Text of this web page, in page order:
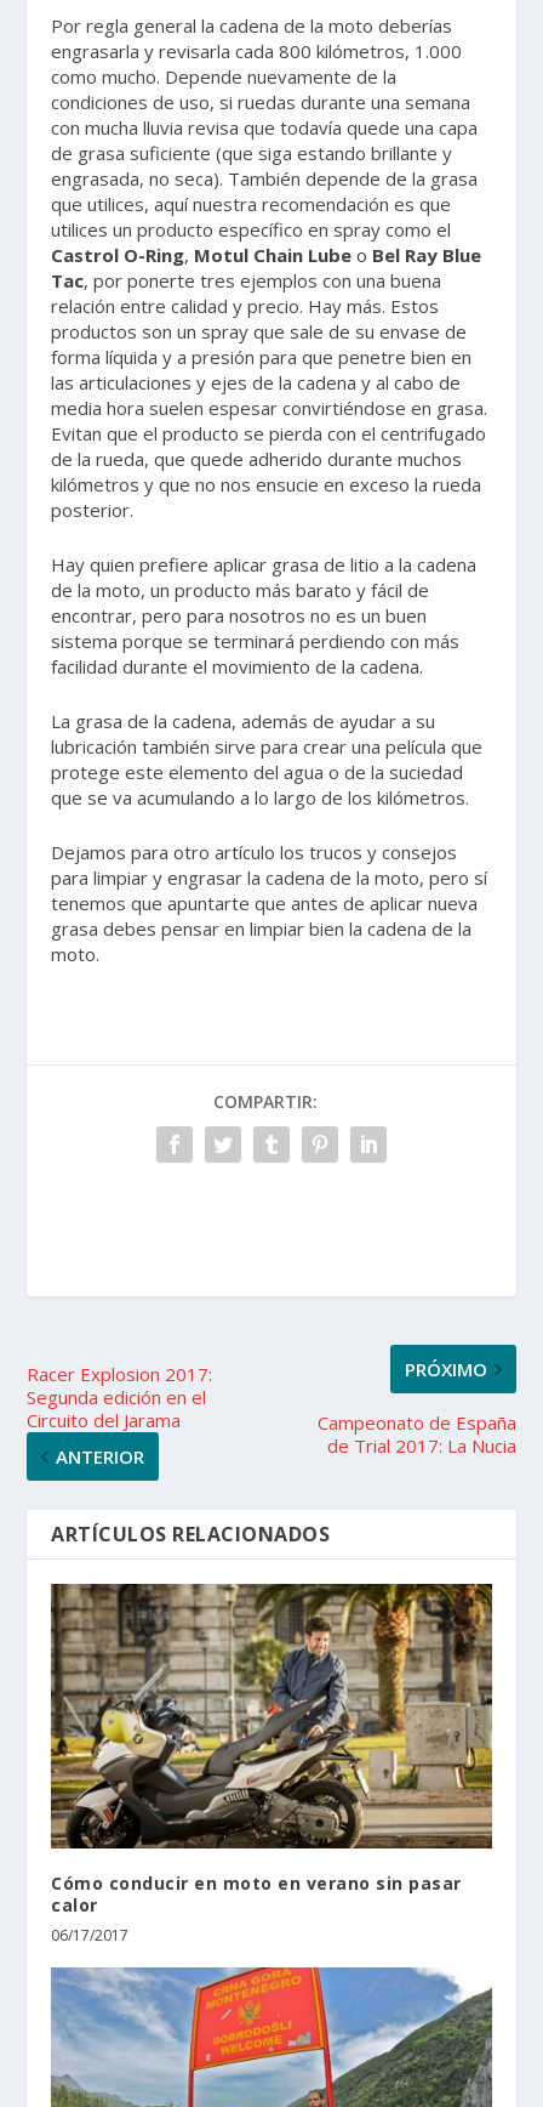
Por regla general la cadena de la moto deberías
engrasarla y revisarla cada 800 kilómetros, 1.000
como mucho. Depende nuevamente de la
condiciones de uso, si ruedas durante una semana
con mucha lluvia revisa que todavía quede una capa
de grasa suficiente (que siga estando brillante y
engrasada, no seca). También depende de la grasa
que utilices, aquí nuestra recomendación es que
utilices un producto específico en spray como el
Castrol O-Ring, Motul Chain Lube o Bel Ray Blue
Tac, por ponerte tres ejemplos con una buena
relación entre calidad y precio. Hay más. Estos
productos son un spray que sale de su envase de
forma líquida y a presión para que penetre bien en
las articulaciones y ejes de la cadena y al cabo de
media hora suelen espesar convirtiéndose en grasa.
Evitan que el producto se pierda con el centrifugado
de la rueda, que quede adherido durante muchos
kilómetros y que no nos ensucie en exceso la rueda
posterior.
Hay quien prefiere aplicar grasa de litio a la cadena
de la moto, un producto más barato y fácil de
encontrar, pero para nosotros no es un buen
sistema porque se terminará perdiendo con más
facilidad durante el movimiento de la cadena.
La grasa de la cadena, además de ayudar a su
lubricación también sirve para crear una película que
protege este elemento del agua o de la suciedad
que se va acumulando a lo largo de los kilómetros.
Dejamos para otro artículo los trucos y consejos
para limpiar y engrasar la cadena de la moto, pero sí
tenemos que apuntarte que antes de aplicar nueva
grasa debes pensar en limpiar bien la cadena de la
moto.
COMPARTIR:
Racer Explosion 2017:
Segunda edición en el
Circuito del Jarama
ANTERIOR
PRÓXIMO
Campeonato de España
de Trial 2017: La Nucia
ARTÍCULOS RELACIONADOS
Cómo conducir en moto en verano sin pasar
calor
06/17/2017